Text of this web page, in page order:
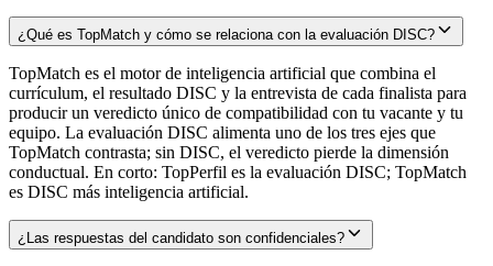
¿Qué es TopMatch y cómo se relaciona con la evaluación DISC?
TopMatch es el motor de inteligencia artificial que combina el
currículum, el resultado DISC y la entrevista de cada finalista para
producir un veredicto único de compatibilidad con tu vacante y tu
equipo. La evaluación DISC alimenta uno de los tres ejes que
TopMatch contrasta; sin DISC, el veredicto pierde la dimensión
conductual. En corto: TopPerfil es la evaluación DISC; TopMatch
es DISC más inteligencia artificial.
¿Las respuestas del candidato son confidenciales?